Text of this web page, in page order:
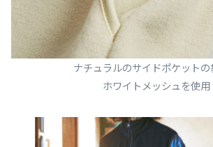
ナチュラルのサイドポケット
ホワイトメッシュを使用